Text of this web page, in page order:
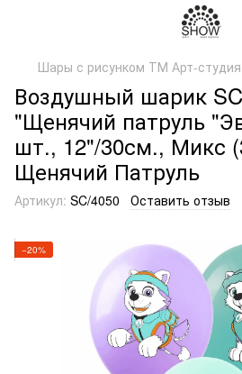
Шары с рисунком ТМ Арт-студия
Воздушный шарик
"Щенячий патруль
шт., 12"/30см., Микс
Щенячий Патруль
Артикул: SC/4050 Оставить отзыв
−20%